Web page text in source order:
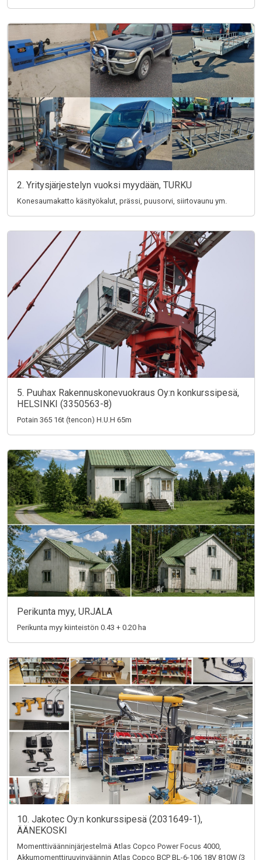
2. Yritysjärjestelyn vuoksi myydään, TURKU
Konesaumakatto käsityökalut, prässi, puusorvi, siirtovaunu ym.
5. Puuhax Rakennuskonevuokraus Oy:n konkurssipesä,
HELSINKI (3350563-8)
Potain 365 16t (tencon) H.U.H 65m
Perikunta myy, URJALA
Perikunta myy kiinteistön 0.43 + 0.20 ha
10. Jakotec Oy:n konkurssipesä (2031649-1),
ÄÄNEKOSKI
Momenttiväänninjärjestelmä Atlas Copco Power Focus 4000,
Akkumomenttiruuvinväännin Atlas Copco BCP BL-6-106 18V 810W (3